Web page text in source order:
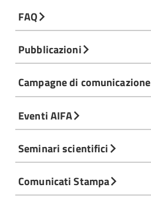
FAQ
Pubblicazioni
Campagne di comunicazione
Eventi AIFA
Seminari scientifici
Comunicati Stampa